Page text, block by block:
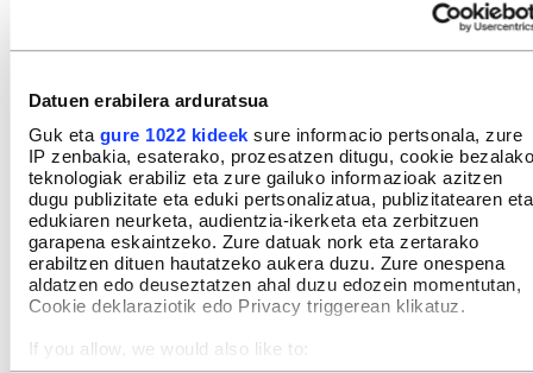
Datuen erabilera arduratsua
Guk eta gure 1022 kideek sure informacio pertsonala, zure
IP zenbakia, esaterako, prozesatzen ditugu, cookie bezalako
teknologiak erabiliz eta zure gailuko informazioak azitzen
dugu publizitate eta eduki pertsonalizatua, publizitatearen eta
edukiaren neurketa, audientzia-ikerketa eta zerbitzuen
garapena eskaintzeko. Zure datuak nork eta zertarako
erabiltzen dituen hautatzeko aukera duzu. Zure onespena
aldatzen edo deuseztatzen ahal duzu edozein momentutan,
Cookie deklaraziotik edo Privacy triggerean klikatuz.
If you allow, we would also like to: